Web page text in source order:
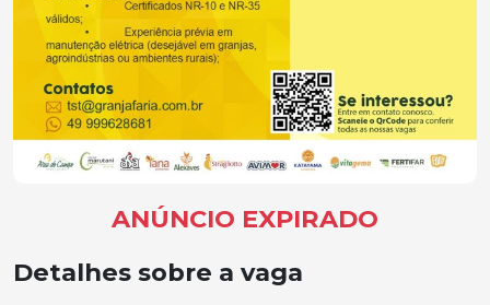
ANÚNCIO EXPIRADO
Detalhes sobre a vaga